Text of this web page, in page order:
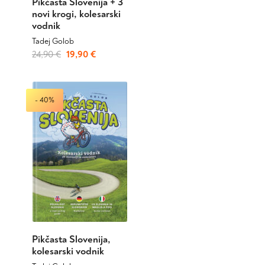
novi krogi, kolesarski
vodnik
Tadej Golob
24,90€ Izvirna
je
bila:
24,90 €.
19,90 €Trenutna
je:
19,90 €.
Ta
različic.
Možnosti
lahko
izberete
na
strani
izdelka
- 40%
Pikčasta Slovenija,
kolesarski vodnik